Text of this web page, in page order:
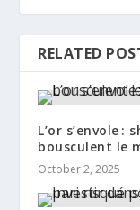
RELATED
L’or s’envole :
bousculent le
October 2, 2025